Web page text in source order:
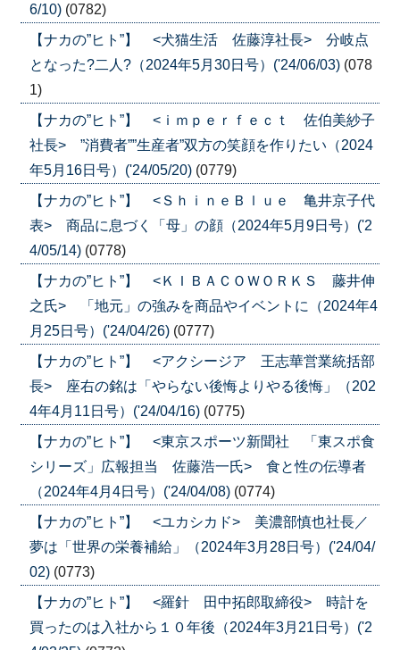
6/10) (0782)
【ナカの”ヒト”】 <犬猫生活 佐藤淳社長> 分岐点
となった?二人?（2024年5月30日号）('24/06/03) (078
1)
【ナカの”ヒト”】 <ｉｍｐｅｒｆｅｃｔ 佐伯美紗子
社長> ”消費者””生産者”双方の笑顔を作りたい（2024
年5月16日号）('24/05/20) (0779)
【ナカの”ヒト”】 <ＳｈｉｎｅＢｌｕｅ 亀井京子代
表> 商品に息づく「母」の顔（2024年5月9日号）('2
4/05/14) (0778)
【ナカの”ヒト”】 <ＫＩＢＡＣＯＷＯＲＫＳ 藤井伸
之氏> 「地元」の強みを商品やイベントに（2024年4
月25日号）('24/04/26) (0777)
【ナカの”ヒト”】 <アクシージア 王志華営業統括部
長> 座右の銘は「やらない後悔よりやる後悔」（202
4年4月11日号）('24/04/16) (0775)
【ナカの”ヒト”】 <東京スポーツ新聞社 「東スポ食
シリーズ」広報担当 佐藤浩一氏> 食と性の伝導者
（2024年4月4日号）('24/04/08) (0774)
【ナカの”ヒト”】 <ユカシカド> 美濃部慎也社長／
夢は「世界の栄養補給」（2024年3月28日号）('24/04/
02) (0773)
【ナカの”ヒト”】 <羅針 田中拓郎取締役> 時計を
買ったのは入社から１０年後（2024年3月21日号）('2